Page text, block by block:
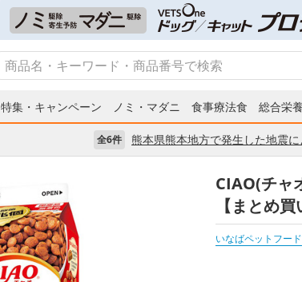
特集・キャンペーン ノミ・マダニ 食事療法食 総合栄
全6件 熊本県熊本地方で発生した地震
CIAO(チャ
【まとめ買
いなばペットフード